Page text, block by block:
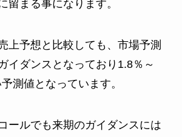
留まる事になります。
上予想と比較しても、市場予測
イダンスとなっており1.8％～
測値となっています。
ールでも来期のガイダンスには